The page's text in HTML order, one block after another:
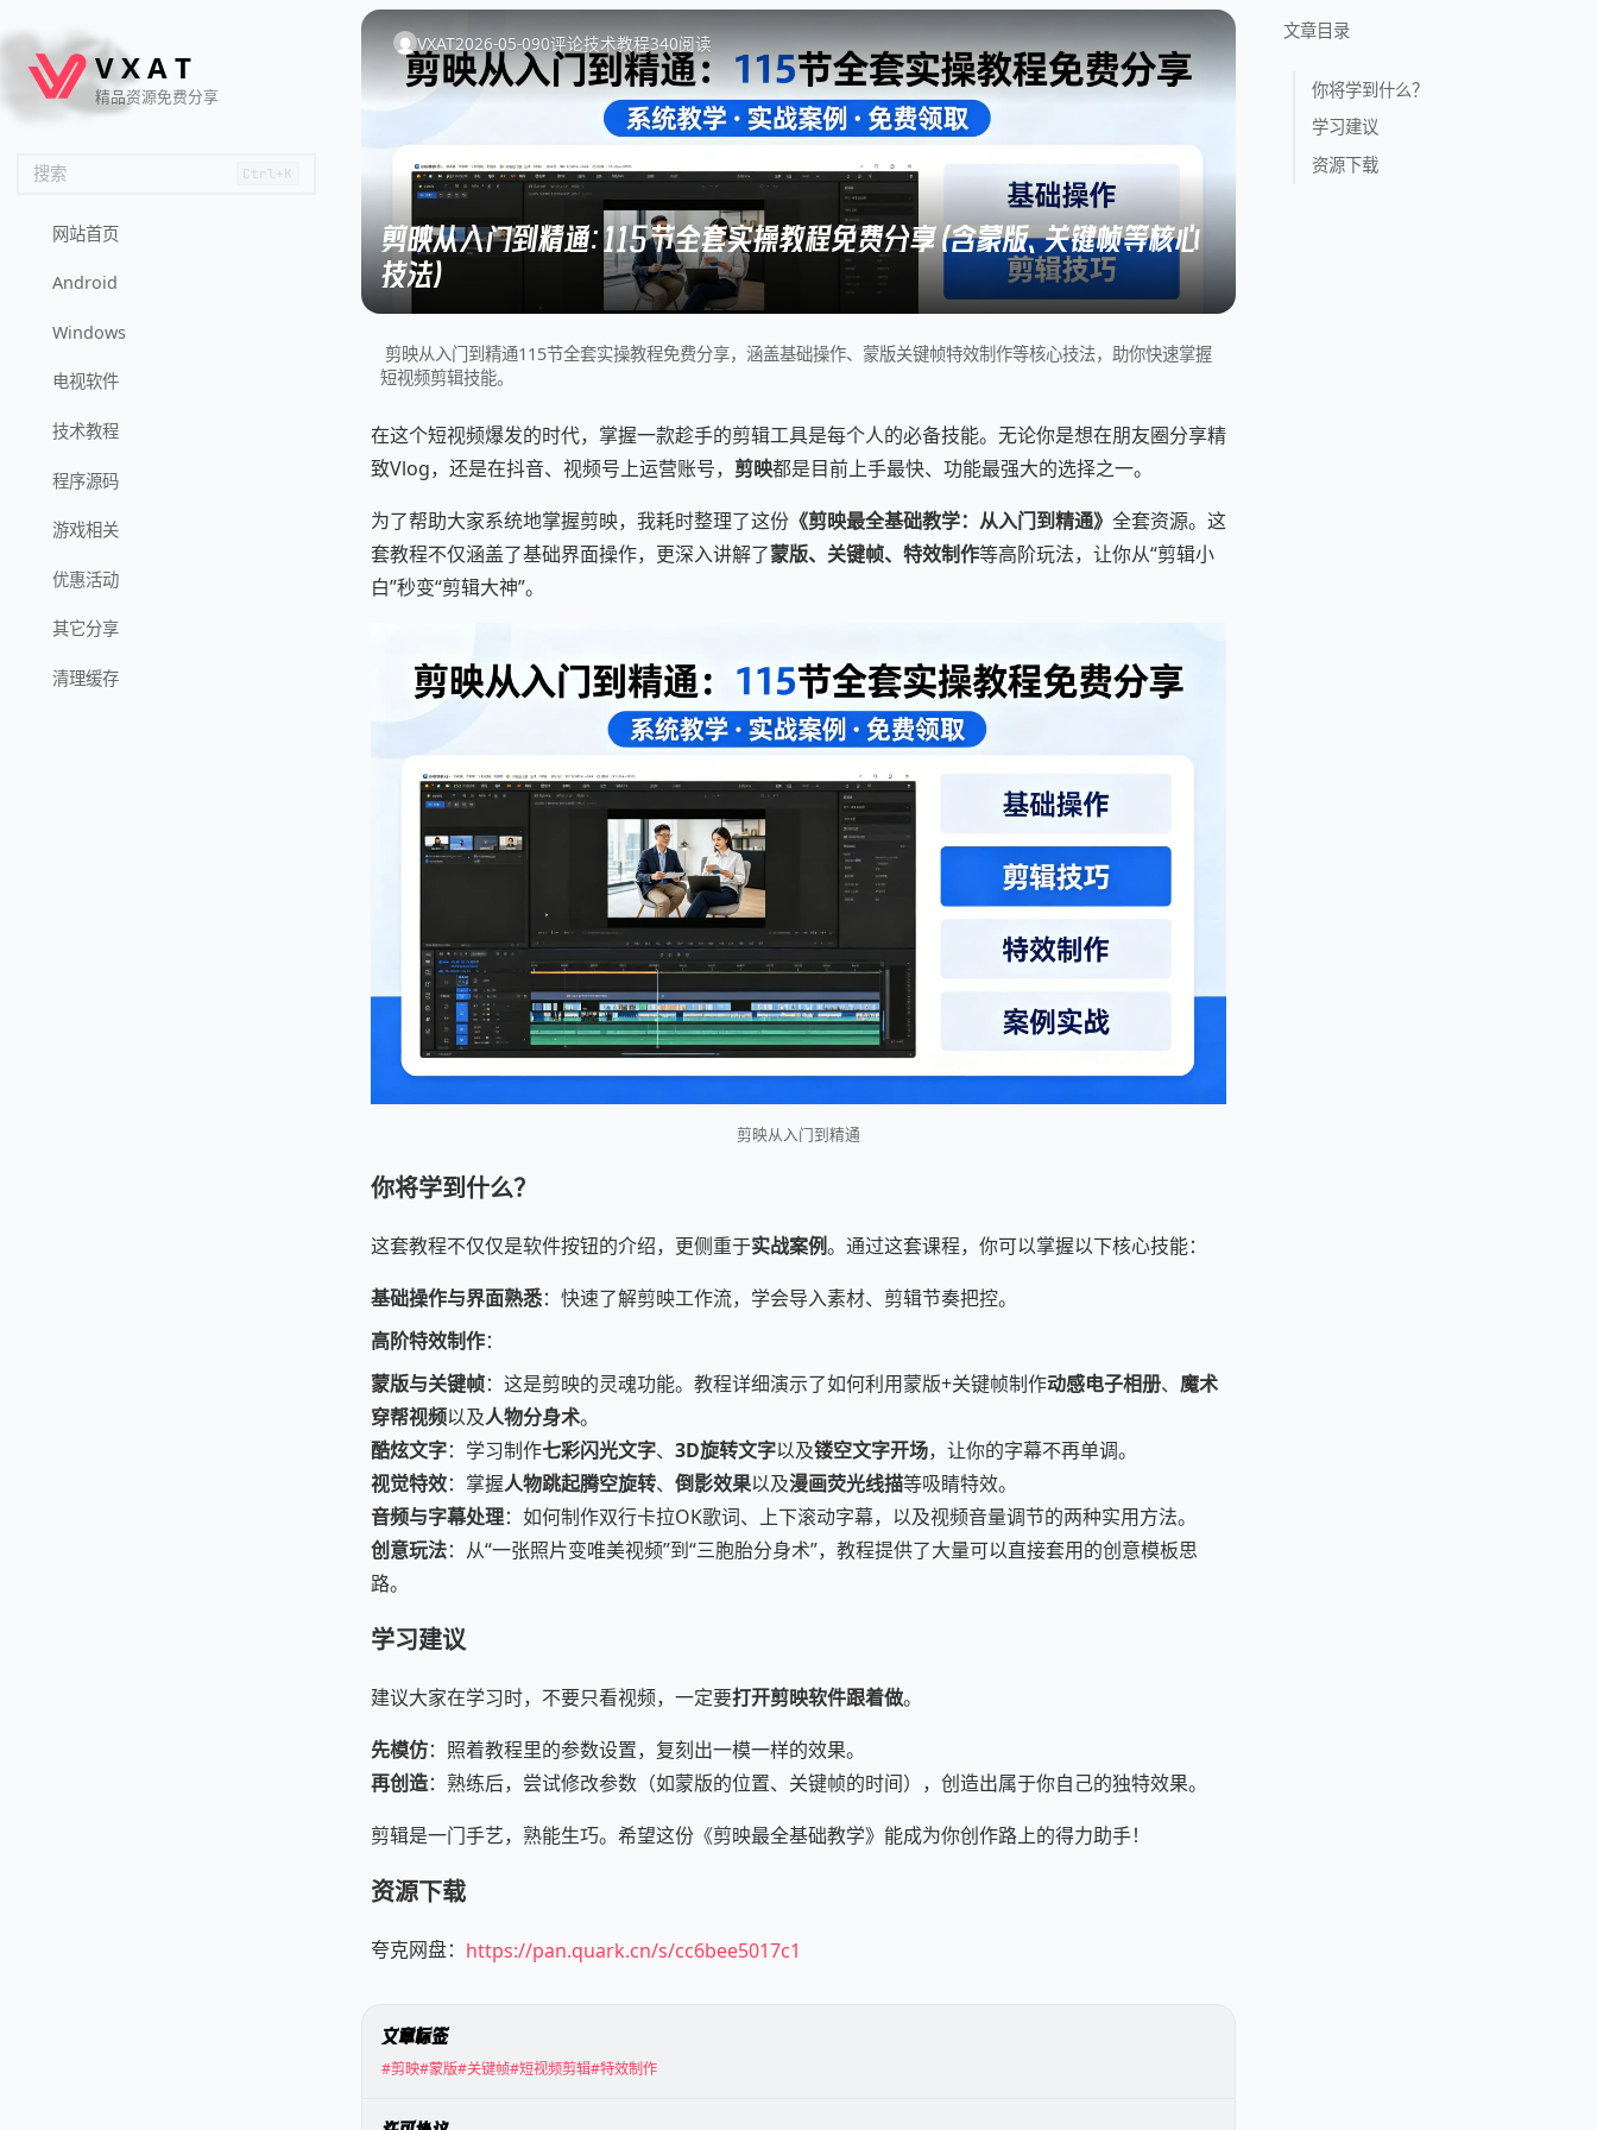
🙌
🐟
🏖️
VXA T
精品资源免费分享
搜索 Ctrl+K
网站首页
Android
Windows
电视软件
技术教程
程序源码
游戏相关
优惠活动
其它分享
清理缓存
VXAT2026-05-090评论技术教程340阅读
剪映从入门到精通：115节全套实操教程免费分享（含蒙版、关键帧等核心
技法）
剪映从入门到精通115节全套实操教程免费分享，涵盖基础操作、蒙版关键帧特效制作等核心技法，助你快速掌握
短视频剪辑技能。
在这个短视频爆发的时代，掌握一款趁手的剪辑工具是每个人的必备技能。无论你是想在朋友圈分享精
致Vlog，还是在抖音、视频号上运营账号， 剪映都是目前上手最快、功能最强大的选择之一。
为了帮助大家系统地掌握剪映，我耗时整理了这份 《剪映最全基础教学：从入门到精通》 全套资源。这
套教程不仅涵盖了基础界面操作，更深入讲解了蒙版、关键帧、特效制作等高阶玩法，让你从“剪辑小
白”秒变“剪辑大神”。
剪映从入门到精通
你将学到什么？
这套教程不仅仅是软件按钮的介绍，更侧重于实战案例。通过这套课程，你可以掌握以下核心技能：
基础操作与界面熟悉：快速了解剪映工作流，学会导入素材、剪辑节奏把控。
高阶特效制作：
蒙版与关键帧：这是剪映的灵魂功能。教程详细演示了如何利用蒙版+关键帧制作动感电子相册、 魔术
穿帮视频以及人物分身术。
酷炫文字：学习制作七彩闪光文字、 3D旋转文字以及镂空文字开场，让你的字幕不再单调。
视觉特效：掌握人物跳起腾空旋转、 倒影效果以及漫画荧光线描等吸睛特效。
音频与字幕处理：如何制作双行卡拉OK歌词、上下滚动字幕，以及视频音量调节的两种实用方法。
创意玩法：从“一张照片变唯美视频”到“三胞胎分身术”，教程提供了大量可以直接套用的创意模板思
路。
学习建议
建议大家在学习时，不要只看视频，一定要打开剪映软件跟着做。
先模仿：照着教程里的参数设置，复刻出一模一样的效果。
再创造：熟练后，尝试修改参数（如蒙版的位置、关键帧的时间），创造出属于你自己的独特效果。
剪辑是一门手艺，熟能生巧。希望这份《剪映最全基础教学》能成为你创作路上的得力助手！
资源下载
夸克网盘： https://pan.quark.cn/s/cc6bee5017c1
文章标签
#剪映#蒙版#关键帧#短视频剪辑#特效制作
文章目录
你将学到什么？
学习建议
资源下载